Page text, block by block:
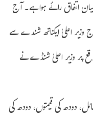
اتفاق رائے ہوا ہے۔ آج
اعلیٰ ایکناتھ شندے سے
پر وزیر اعلیٰ شنڈے نے
دودھ کی قیمتوں، دودھ کی